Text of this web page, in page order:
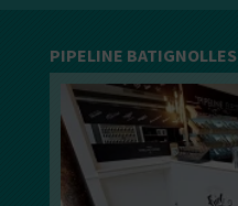
PIPELINE BATIGNOLLES